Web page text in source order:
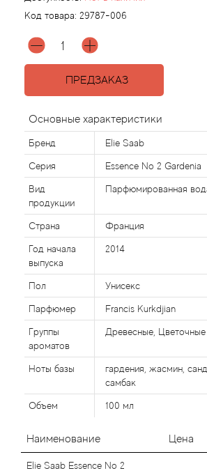
Код товара: 29787-006
ПРЕДЗАКАЗ
Основные характеристики
Бренд Elie Saab
Серия Essence No 2 Gardenia
Вид
продукции
Парфюмированная
Страна Франция
Год начала
выпуска
2014
Пол Унисекс
Парфюмер Francis Kurkdjian
Группы
ароматов
Древесные, Цветочные
Ноты базы
гардения, жасмин,
самбак
Объем 100 мл
Наименование Цена
Elie Saab Essence No 2
Agonist
Aigner
Ajmal
Al Haramain
Al Jazeera
Alaia Paris
Alexander McQueen
Alexandre Barthet
Alexandre J
Alyssa Ashley